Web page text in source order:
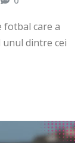
fotbal care a
dintre cei